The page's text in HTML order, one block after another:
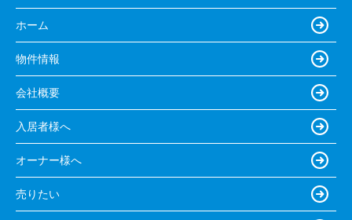
ホーム
物件情報
会社概要
入居者様へ
オーナー様へ
売りたい